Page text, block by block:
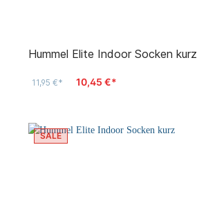
Hummel Elite Indoor Socken kurz
11,95 €* 10,45 €*
SALE